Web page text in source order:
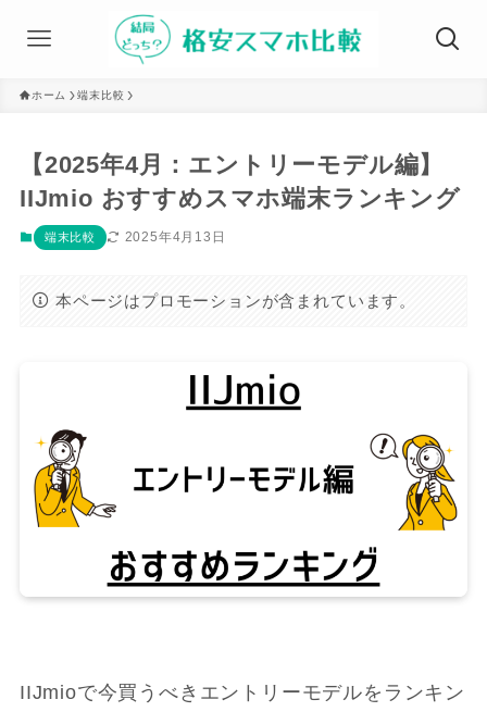
ホーム 端末比較
【2025年4月：エントリーモデル編】
IIJmio おすすめスマホ端末ランキング
端末比較 2025年4月13日
本ページはプロモーションが含まれています。
IIJmioで今買うべきエントリーモデルをランキン